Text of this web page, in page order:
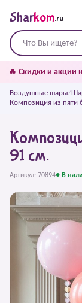
Sharkom.ru
🔥 Скидки и акции
Воздушные шары/
Композиция из пяти
91 см.
Артикул: 70894● В